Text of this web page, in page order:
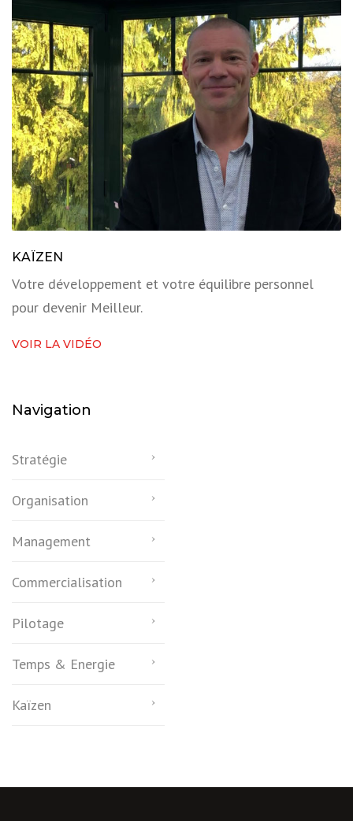
KAÏZEN
Votre développement et votre équilibre personnel
pour devenir Meilleur.
VOIR LA VIDÉO
Navigation
Stratégie
Organisation
Management
Commercialisation
Pilotage
Temps & Energie
Kaïzen